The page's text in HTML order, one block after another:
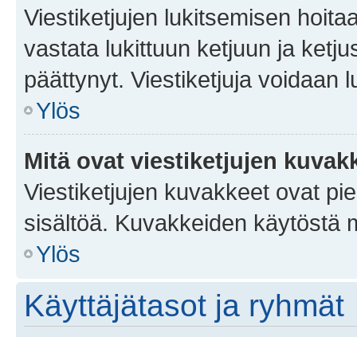
Viestiketjujen lukitsemisen
vastata lukittuun ketjuun ja
päättynyt. Viestiketjuja voidaan
Ylös
Mitä ovat viestiketjujen
Viestiketjujen kuvakkeet ovat
sisältöä. Kuvakkeiden käytöstä
Ylös
Käyttäjätasot ja ryhmät